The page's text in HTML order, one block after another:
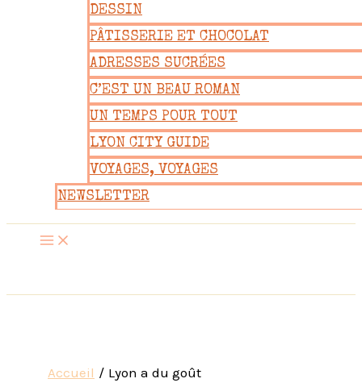
DESSIN
PÂTISSERIE ET CHOCOLAT
ADRESSES SUCRÉES
C’EST UN BEAU ROMAN
UN TEMPS POUR TOUT
LYON CITY GUIDE
VOYAGES, VOYAGES
NEWSLETTER
Accueil Lyon a du goût